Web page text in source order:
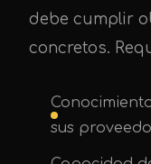
debe cumplir
concretos.
sus